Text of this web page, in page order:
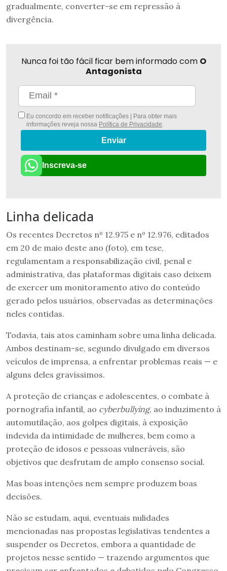
gradualmente, converter-se em repressão à
divergência.
Nunca foi tão fácil ficar bem informado com O
Antagonista
Eu concordo em receber notificações | Para obter mais
informações reveja nossa Política de Privacidade
Enviar
Inscreva-se
Linha delicada
Os recentes Decretos nº 12.975 e nº 12.976, editados
em 20 de maio deste ano (foto), em tese,
regulamentam a responsabilização civil, penal e
administrativa, das plataformas digitais caso deixem
de exercer um monitoramento ativo do conteúdo
gerado pelos usuários, observadas as determinações
neles contidas.
Todavia, tais atos caminham sobre uma linha delicada.
Ambos destinam-se, segundo divulgado em diversos
veículos de imprensa, a enfrentar problemas reais — e
alguns deles gravíssimos.
A proteção de crianças e adolescentes, o combate à
pornografia infantil, ao cyberbullying, ao induzimento à
automutilação, aos golpes digitais, à exposição
indevida da intimidade de mulheres, bem como a
proteção de idosos e pessoas vulneráveis, são
objetivos que desfrutam de amplo consenso social.
Mas boas intenções nem sempre produzem boas
decisões.
Não se estudam, aqui, eventuais nulidades
mencionadas nas propostas legislativas tendentes a
suspender os Decretos, embora a quantidade de
projetos nesse sentido — trazendo argumentos que